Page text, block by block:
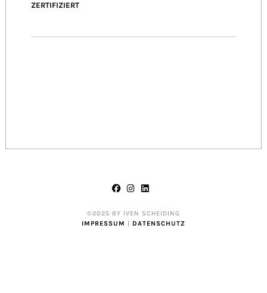
ZERTIFIZIERT
©2025 BY IVEN SCHEIDING
IMPRESSUM
DATENSCHUTZ